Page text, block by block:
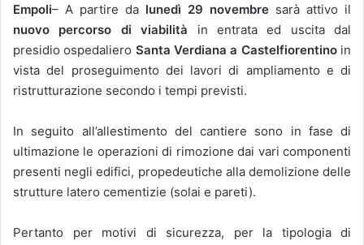
Empoli– A partire da lunedì 29 novembre sarà attivo il
nuovo
percorso di viabilità in entrata ed uscita dal
presidio ospedaliero Santa Verdiana a Castelfiorentinoin
vista del proseguimento dei lavori di ampliamento e di
ristrutturazione secondo i tempi previsti.
In seguito all’allestimento del cantiere sono in fase di
ultimazione le operazioni di rimozione dai vari componenti
presenti negli edifici, propedeutiche alla demolizione delle
strutture latero cementizie (solai e pareti).
Pertanto per motivi di sicurezza, per la tipologia di